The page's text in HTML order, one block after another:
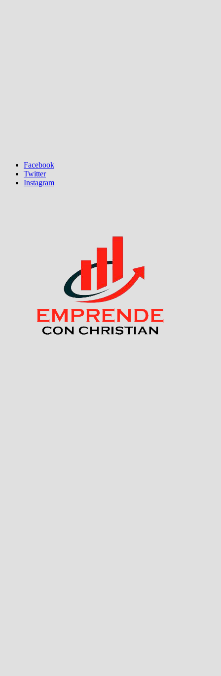
Facebook
Twitter
Instagram